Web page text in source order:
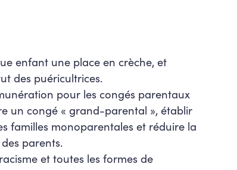
enfant une place en crèche, et
des puéricultrices.
pour les congés parentaux
un congé « grand-parental », établir
familles monoparentales et réduire la
parents.
et toutes les formes de